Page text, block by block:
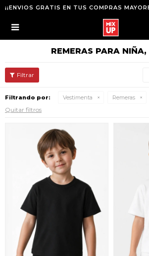
¡¡ENVIOS GRATIS EN TUS COMPRAS

REMERAS PARA NIÑA,
Filtrando por: Vestimenta Remeras
Quitar filtros